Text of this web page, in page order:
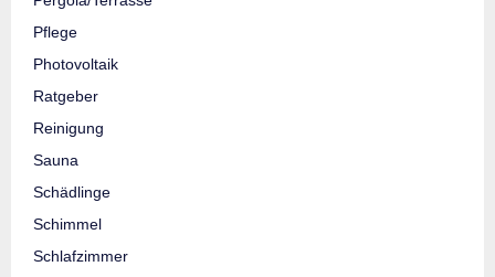
Pflege
Photovoltaik
Ratgeber
Reinigung
Sauna
Schädlinge
Schimmel
Schlafzimmer